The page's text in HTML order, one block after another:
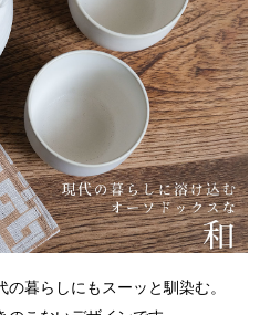
の暮らしにもスーッと馴染む。